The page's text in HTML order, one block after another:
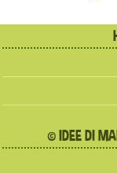
© IDEE DI